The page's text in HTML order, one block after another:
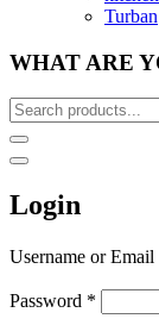
Turban
WHAT ARE
Login
Username or Email
Password *